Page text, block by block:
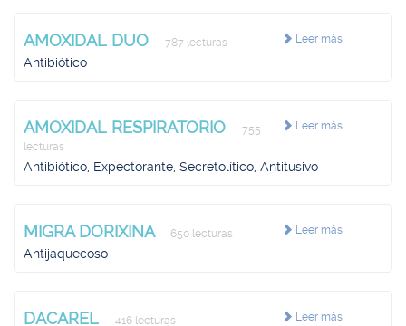
Leer más
AMOXIDAL DUO 787 lecturas
Antibiótico
Leer más
AMOXIDAL RESPIRATORIO
755
lecturas
Antibiótico, Expectorante, Secretolítico, Antitusivo
Leer más
MIGRA DORIXINA 650 lecturas
Antijaquecoso
Leer más
DACAREL 416 lecturas